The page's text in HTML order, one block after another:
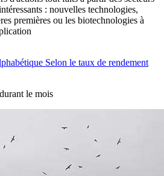
: nouvelles technologies,
premières ou les biotechnologies à
Selon le taux de rendement
le mois